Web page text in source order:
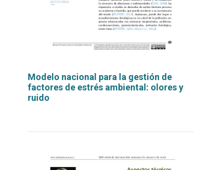
Modelo nacional para la gestión de
factores de estrés ambiental: olores y
ruido